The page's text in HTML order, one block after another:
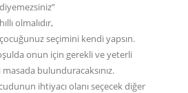
olmalıdır,
seçimini kendi yapsın.
onun için gerekli ve yeterli
bulunduracaksınız.
ihtiyacı olanı seçecek diğer